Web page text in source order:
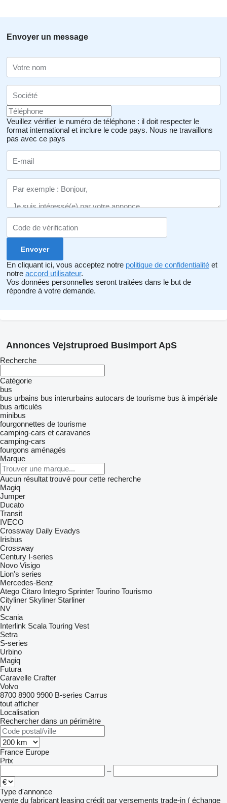
Envoyer un message
Veuillez vérifier le numéro de téléphone : il doit respecter le
format international et inclure le code pays. Nous ne travaillons
pas avec ce pays
En cliquant ici, vous acceptez notre politique de confidentialité et
notre accord utilisateur.
Vos données personnelles seront traitées dans le but de
répondre à votre demande.
Annonces Vejstruproed Busimport ApS
Recherche
Catégorie
bus
bus urbains bus interurbains autocars de tourisme bus à impériale
bus articulés
minibus
fourgonnettes de tourisme
camping-cars et caravanes
camping-cars
fourgons aménagés
Marque
Aucun résultat trouvé pour cette recherche
Magiq
Jumper
Ducato
Transit
IVECO
Crossway Daily Evadys
Irisbus
Crossway
Century I-series
Novo Visigo
Lion's series
Mercedes-Benz
Atego Citaro Integro Sprinter Tourino Tourismo
Cityliner Skyliner Starliner
NV
Scania
Interlink Scala Touring Vest
Setra
S-series
Urbino
Magiq
Futura
Caravelle Crafter
Volvo
8700 8900 9900 B-series Carrus
tout afficher
Localisation
Rechercher dans un périmètre
France Europe
Prix
–
Type d'annonce
vente du fabricant leasing crédit par versements trade-in ( échange